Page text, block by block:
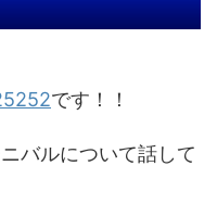
です！！
バルについて話して